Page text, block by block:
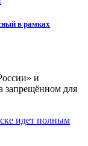
в рамках
и
запрещённом для